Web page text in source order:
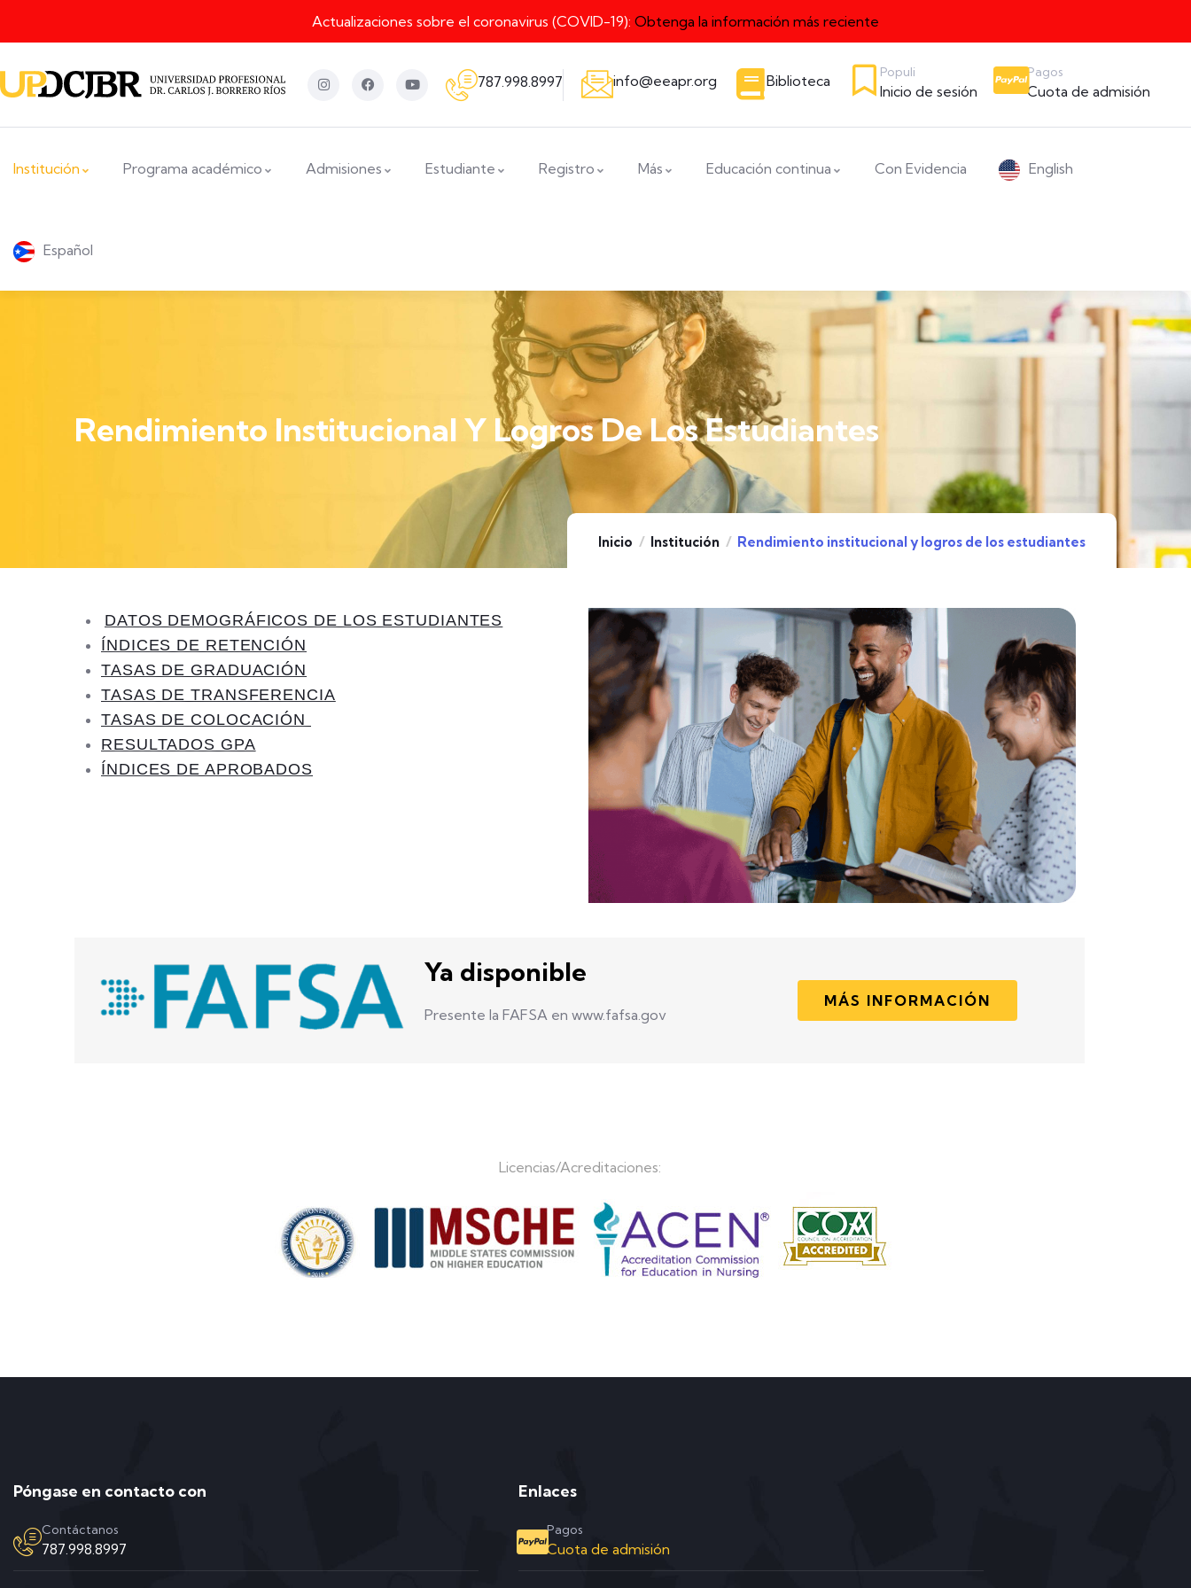
Actualizaciones sobre el coronavirus (COVID-19): Obtenga la información más reciente
787.998.8997 info@eeapr.org Biblioteca Populi
Inicio de sesión
Pagos
Cuota de admisión
Institución Programa académico Admisiones Estudiante Registro Más Educación continua Con Evidencia English
Español
Rendimiento Institucional Y Logros De Los Estudiantes
Inicio Institución Rendimiento institucional y logros de los estudiantes
DATOS DEMOGRÁFICOS DE LOS ESTUDIANTES
ÍNDICES DE RETENCIÓN
TASAS DE GRADUACIÓN
TASAS DE TRANSFERENCIA
TASAS DE COLOCACIÓN
RESULTADOS GPA
ÍNDICES DE APROBADOS
Ya disponible
Presente la FAFSA en www.fafsa.gov
MÁS INFORMACIÓN
Licencias/Acreditaciones:
Póngase en contacto con
Contáctanos
787.998.8997
Enlaces
Pagos
Cuota de admisión